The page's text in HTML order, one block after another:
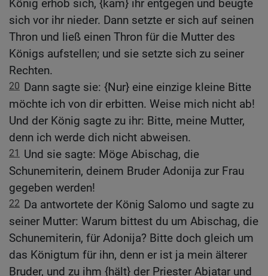
König erhob sich, {kam} ihr entgegen und beugte
sich vor ihr nieder. Dann setzte er sich auf seinen
Thron und ließ einen Thron für die Mutter des
Königs aufstellen; und sie setzte sich zu seiner
Rechten.
20 Dann sagte sie: {Nur} eine einzige kleine Bitte
möchte ich von dir erbitten. Weise mich nicht ab!
Und der König sagte zu ihr: Bitte, meine Mutter,
denn ich werde dich nicht abweisen.
21 Und sie sagte: Möge Abischag, die
Schunemiterin, deinem Bruder Adonija zur Frau
gegeben werden!
22 Da antwortete der König Salomo und sagte zu
seiner Mutter: Warum bittest du um Abischag, die
Schunemiterin, für Adonija? Bitte doch gleich um
das Königtum für ihn, denn er ist ja mein älterer
Bruder, und zu ihm {hält} der Priester Abjatar und